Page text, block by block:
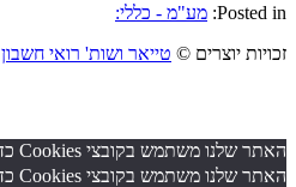
Posted in: מע"מ - כללי:
זכויות יוצרים © טייאר ושות' רואי חשבון
האתר שלנו משתמש בקובצי Cookies כדי לשפר את חוויית הגלישה, לנתח תנועה ולהתאים תוכן. בהמשך הגלישה באתר אתה מסכים לשימוש בקובצי Cookies
האתר שלנו משתמש בקובצי Cookies כדי לשפר את חוויית הגלישה, לנתח תנועה ולהתאים תוכן. בהמשך הגלישה באתר אתה מסכים לשימוש בקובצי Cookies